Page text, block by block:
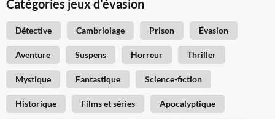
Catégories jeux d’évasion
Détective Cambriolage Prison Évasion
Aventure Suspens Horreur Thriller
Mystique Fantastique Science-fiction
Historique Films et séries Apocalyptique